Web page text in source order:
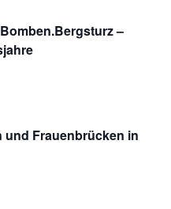
–
und Frauenbrücken in